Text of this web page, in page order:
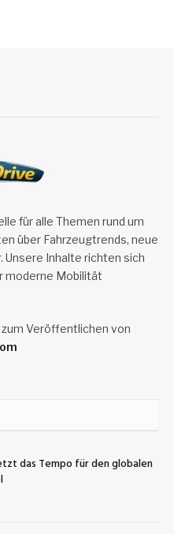
für alle Themen rund um
über Fahrzeugtrends, neue
Unsere Inhalte richten sich
moderne Mobilität
zum Veröffentlichen von
das Tempo für den globalen